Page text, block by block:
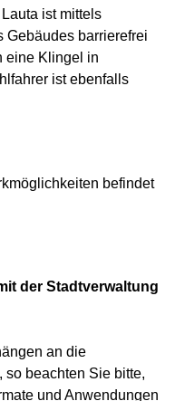
ist mittels
Gebäudes barrierefrei
eine Klingel in
ist ebenfalls
befindet
der Stadtverwaltung
an die
so beachten Sie bitte,
und Anwendungen